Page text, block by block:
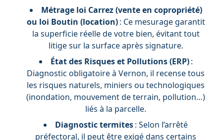
Métrage loi Carrez (vente en copropriété)
ou loi Boutin (location): Ce mesurage garantit
la superficie réelle de votre bien, évitant tout
litige sur la surface après signature.
État des Risques et Pollutions (ERP):
Diagnostic obligatoire à Vernon, il recense tous
les risques naturels, miniers ou technologiques
(inondation, mouvement de terrain, pollution…)
liés à la parcelle.
Diagnostic termites: Selon l’arrêté
préfectoral, il peut être exigé dans certains